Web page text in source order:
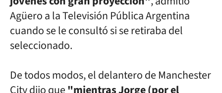
Agüero a la Televisión Pública Argentina
cuando se le consultó si se retiraba del
seleccionado.
De todos modos, el delantero de Manchester